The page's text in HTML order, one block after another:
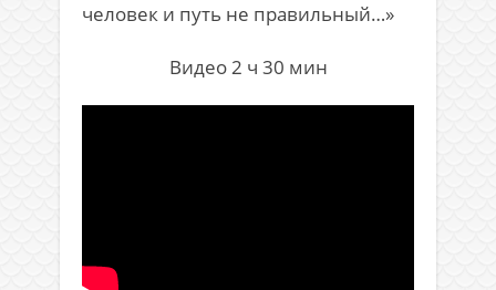
человек и путь не правильный…»
Видео 2 ч 30 мин